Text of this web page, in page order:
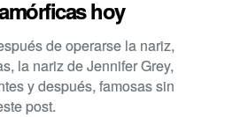
hoy
de operarse la nariz,
la nariz de Jennifer Grey,
y después, famosas sin
post.